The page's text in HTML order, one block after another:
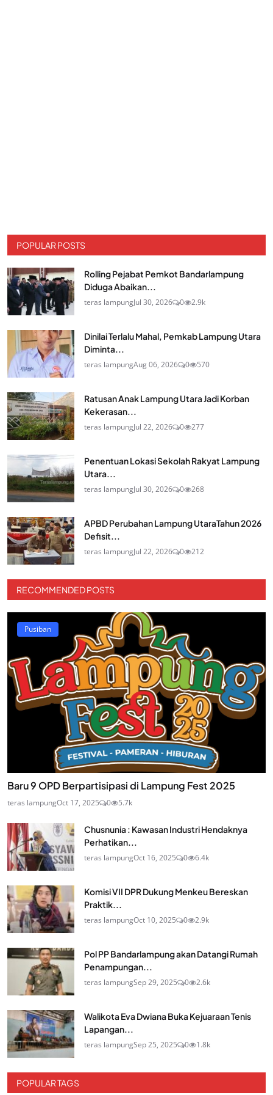
POPULAR POSTS
Rolling Pejabat Pemkot Bandarlampung
Diduga Abaikan...
teras lampungJul 30, 2026 0 2.9k
Dinilai Terlalu Mahal, Pemkab Lampung Utara
Diminta...
teras lampungAug 06, 2026 0 570
Ratusan Anak Lampung Utara Jadi Korban
Kekerasan...
teras lampungJul 22, 2026 0 277
Penentuan Lokasi Sekolah Rakyat Lampung
Utara...
teras lampungJul 30, 2026 0 268
APBD Perubahan Lampung UtaraTahun 2026
Defisit...
teras lampungJul 22, 2026 0 212
RECOMMENDED POSTS
Pusiban
Baru 9 OPD Berpartisipasi di Lampung Fest 2025
teras lampungOct 17, 2025 0 5.7k
Chusnunia : Kawasan Industri Hendaknya
Perhatikan...
teras lampungOct 16, 2025 0 6.4k
Komisi VII DPR Dukung Menkeu Bereskan
Praktik...
teras lampungOct 10, 2025 0 2.9k
Pol PP Bandarlampung akan Datangi Rumah
Penampungan...
teras lampungSep 29, 2025 0 2.6k
Walikota Eva Dwiana Buka Kejuaraan Tenis
Lapangan...
teras lampungSep 25, 2025 0 1.8k
POPULAR TAGS